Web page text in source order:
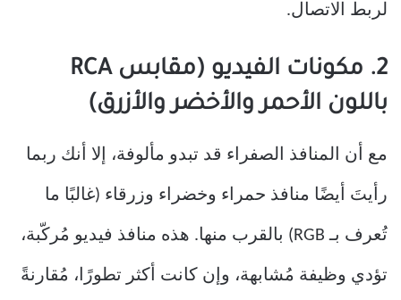
لربط الاتصال.
2. مكونات الفيديو (مقابس RCA
باللون الأحمر والأخضر والأزرق)
مع أن المنافذ الصفراء قد تبدو مألوفة، إلا أنك ربما
رأيتَ أيضًا منافذ حمراء وخضراء وزرقاء (غالبًا ما
تُعرف بـ RGB) بالقرب منها. هذه منافذ فيديو مُركّبة،
تؤدي وظيفة مُشابهة، وإن كانت أكثر تطورًا، مُقارنةً